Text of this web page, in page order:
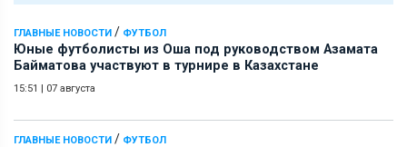
ГЛАВНЫЕ НОВОСТИ / ФУТБОЛ
Юные футболисты из Оша под руководством Азамата
Байматова участвуют в турнире в Казахстане
15:51 | 07 августа
ГЛАВНЫЕ НОВОСТИ / ФУТБОЛ